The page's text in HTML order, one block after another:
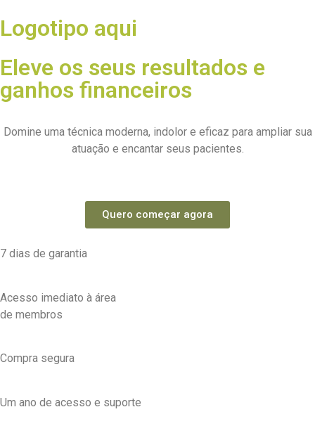
Logotipo aqui
Eleve os seus resultados e
ganhos financeiros
Domine uma técnica moderna, indolor e eficaz para ampliar sua
atuação e encantar seus pacientes.
Quero começar agora
7 dias de garantia
Acesso imediato à área
de membros
Compra segura
Um ano de acesso e suporte